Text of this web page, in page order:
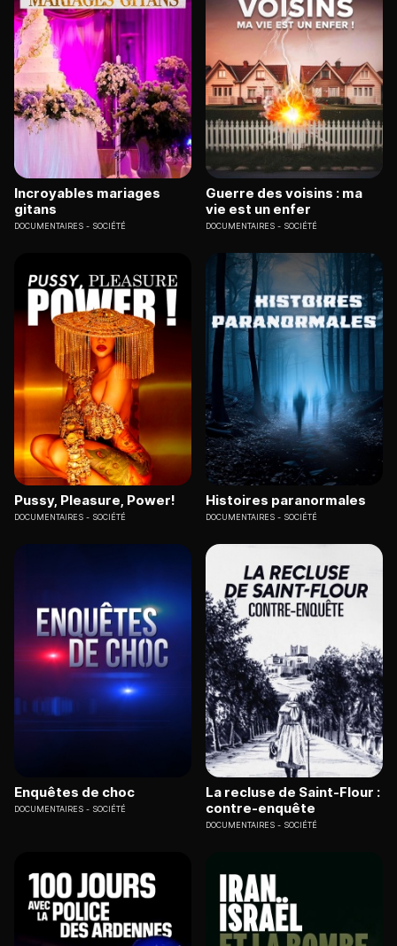
Incroyables mariages
gitans
DOCUMENTAIRES SOCIÉTÉ
Guerre des voisins : ma
vie est un enfer
DOCUMENTAIRES SOCIÉTÉ
Pussy, Pleasure, Power!
DOCUMENTAIRES SOCIÉTÉ
Histoires paranormales
DOCUMENTAIRES SOCIÉTÉ
Enquêtes de choc
DOCUMENTAIRES SOCIÉTÉ
La recluse de Saint-Flour :
contre-enquête
DOCUMENTAIRES SOCIÉTÉ